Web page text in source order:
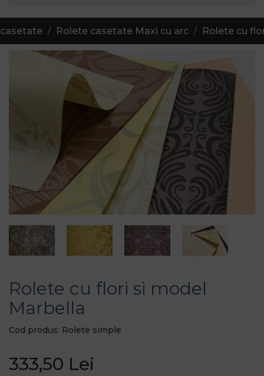
Rolete casetate Maxi cu arc Rolete cu
Rolete cu flori si model
Marbella
Cod produs: Rolete simple
333,50 Lei